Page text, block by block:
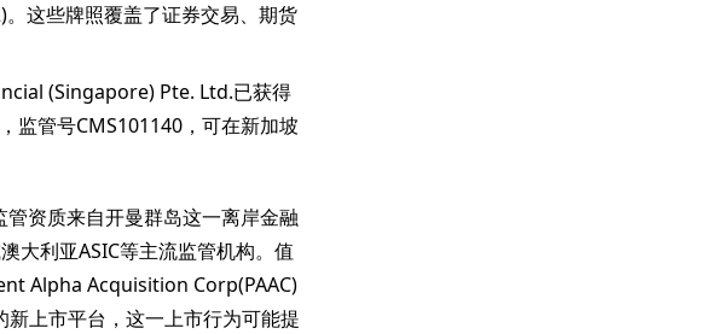
这些牌照覆盖了证券交易、期货
(Singapore) Pte. Ltd.已获得
监管号CMS101140，可在新加坡
资质来自开曼群岛这一离岸金融
大利亚ASIC等主流监管机构。值
Alpha Acquisition Corp(PAAC)
上市平台，这一上市行为可能提